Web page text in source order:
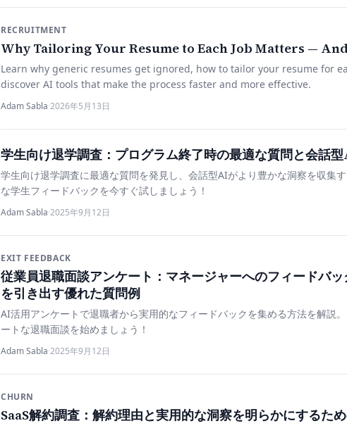
RECRUITMENT
Why Tailoring Your Resume to Each Job Matters —
Learn why generic resumes get ignored, how to tailor your resume for
discover AI tools that make the process faster and more effective.
Adam Sabla·2026年5月13日
学生向け退学調査：プログラム終了時の最適な質問と会話
学生向け退学調査に最適な質問を発見し、会話型AIがより豊かな洞察を収集
な学生フィードバックを今すぐ試しましょう！
Adam Sabla·2025年9月12日
EXIT FEEDBACK
従業員退職面談アンケート：マネージャーへのフィードバ
を引き出す優れた質問例
AI活用アンケートで退職者から実用的なフィードバックを集める方法を解説
ートな退職面談を始めましょう！
Adam Sabla·2025年9月12日
CHURN
SaaS解約調査：解約理由と実用的な洞察を明らかにするた